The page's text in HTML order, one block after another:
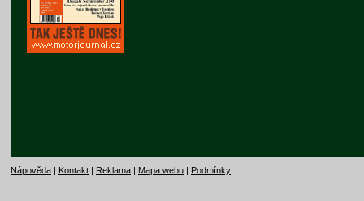
Nápověda | Kontakt | Reklama | Mapa webu | Podmínky